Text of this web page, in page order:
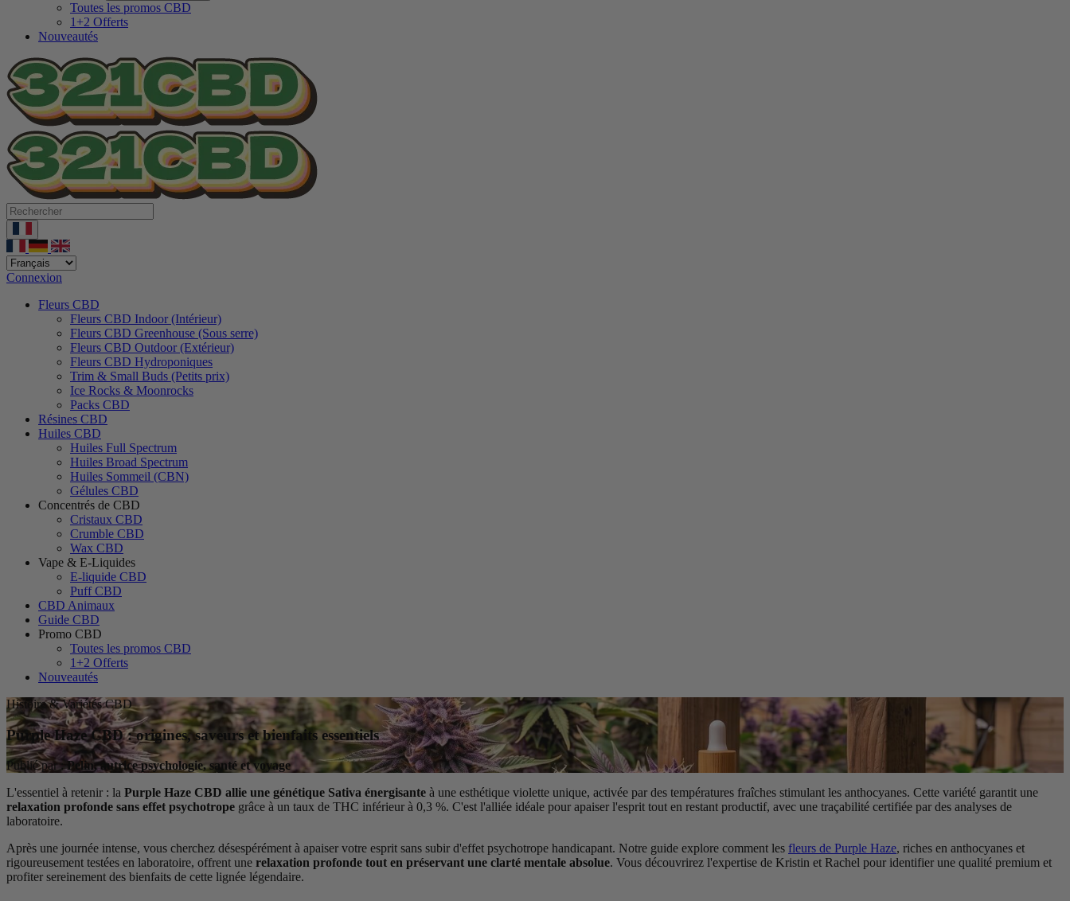
Toutes les promos CBD
1+2 Offerts
Nouveautés
Connexion
Fleurs CBD
Fleurs CBD Indoor (Intérieur)
Fleurs CBD Greenhouse (Sous serre)
Fleurs CBD Outdoor (Extérieur)
Fleurs CBD Hydroponiques
Trim & Small Buds (Petits prix)
Ice Rocks & Moonrocks
Packs CBD
Résines CBD
Huiles CBD
Huiles Full Spectrum
Huiles Broad Spectrum
Huiles Sommeil (CBN)
Gélules CBD
Concentrés de CBD
Cristaux CBD
Crumble CBD
Wax CBD
Vape & E-Liquides
E-liquide CBD
Puff CBD
CBD Animaux
Guide CBD
Promo CBD
Toutes les promos CBD
1+2 Offerts
Nouveautés
Histoire & Variétés CBD
Purple Haze CBD : origines, saveurs et bienfaits essentiels
Publié par :Pelin, autrice psychologie, santé et voyage
L'essentiel à retenir : la Purple Haze CBD allie une génétique Sativa énergisante à une esthétique violette unique, activée par des températures fraîches stimulant les anthocyanes. Cette variété garantit une
relaxation profonde sans effet psychotrope grâce à un taux de THC inférieur à 0,3 %. C'est l'alliée idéale pour apaiser l'esprit tout en restant productif, avec une traçabilité certifiée par des analyses de
laboratoire.
Après une journée intense, vous cherchez désespérément à apaiser votre esprit sans subir d'effet psychotrope handicapant. Notre guide explore comment les fleurs de Purple Haze, riches en anthocyanes et
rigoureusement testées en laboratoire, offrent une relaxation profonde tout en préservant une clarté mentale absolue. Vous découvrirez l'expertise de Kristin et Rachel pour identifier une qualité premium et
profiter sereinement des bienfaits de cette lignée légendaire.